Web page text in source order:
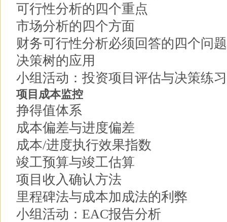
可行性分析的四个重点
市场分析的四个方面
财务可行性分析必须回答的四个问题
决策树的应用
小组活动：投资项目评估与决策练习
项目成本监控
挣得值体系
成本偏差与进度偏差
成本/进度执行效果指数
竣工预算与竣工估算
项目收入确认方法
里程碑法与成本加成法的利弊
小组活动：EAC报告分析